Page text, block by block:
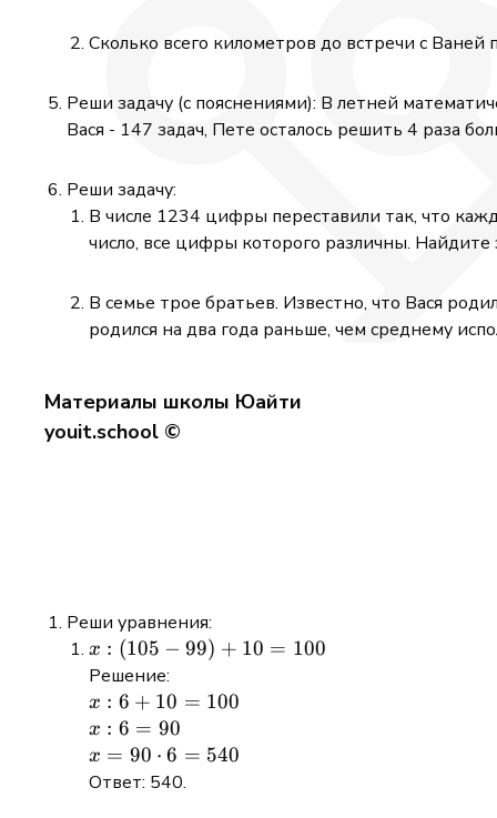
Сколько всего километров до встречи с Ваней
Реши задачу (с пояснениями): В летней
Вася - 147 задач, Пете осталось решить 4 раза
Реши задачу:
В числе 1234 цифры переставили так, что
число, все цифры которого различны. Найдите
В семье трое братьев. Известно, что Вася
родился на два года раньше, чем среднему
Материалы школы Юайти
youit.school ©
Реши уравнения:
x:(105-
99)+10=100
x : (105 − 99) + 10 = 100
Решение:
x :
6 +
10
=
x : 6 + 10 = 100
x :
6
=
x : 6 = 90
x =
90
x = 90 ⋅ 6 = 540
Ответ: 540.